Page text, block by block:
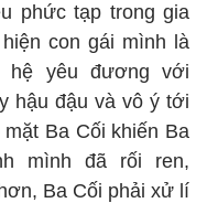
phức tạp trong gia
con gái mình là
hệ yêu đương với
hậu đậu và vô ý tới
Ba Cối khiến Ba
mình đã rối ren,
Ba Cối phải xử lí